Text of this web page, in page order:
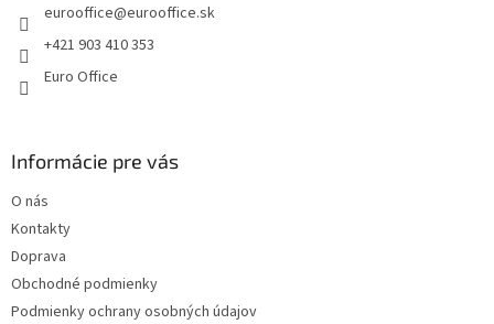
eurooffice@eurooffice.sk
+421 903 410 353
Euro Office
Informácie pre vás
O nás
Kontakty
Doprava
Obchodné podmienky
Podmienky ochrany osobných údajov